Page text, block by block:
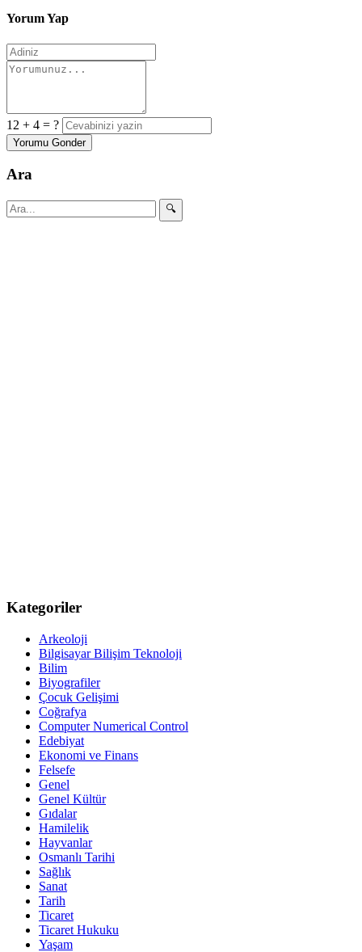
Yorum Yap
12 + 4 = ?
Yorumu Gonder
Ara
🔍
Kategoriler
Arkeoloji
Bilgisayar Bilişim Teknoloji
Bilim
Biyografiler
Çocuk Gelişimi
Coğrafya
Computer Numerical Control
Edebiyat
Ekonomi ve Finans
Felsefe
Genel
Genel Kültür
Gıdalar
Hamilelik
Hayvanlar
Osmanlı Tarihi
Sağlık
Sanat
Tarih
Ticaret
Ticaret Hukuku
Yaşam